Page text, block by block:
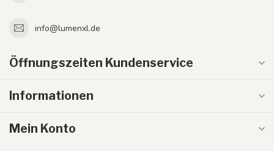
info@lumenxl.de
Öffnungszeiten Kundenservice
Informationen
Mein Konto